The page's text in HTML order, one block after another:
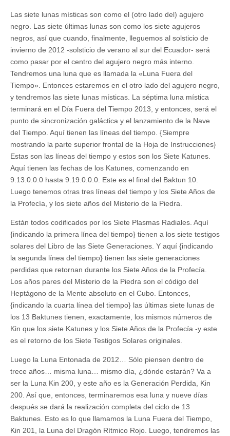
Las siete lunas místicas son como el (otro lado del) agujero
negro. Las siete últimas lunas son como los siete agujeros
negros, así que cuando, finalmente, lleguemos al solsticio de
invierno de 2012 -solsticio de verano al sur del Ecuador- será
como pasar por el centro del agujero negro más interno.
Tendremos una luna que es llamada la «Luna Fuera del
Tiempo». Entonces estaremos en el otro lado del agujero negro,
y tendremos las siete lunas místicas. La séptima luna mística
terminará en el Día Fuera del Tiempo 2013, y entonces, será el
punto de sincronización galáctica y el lanzamiento de la Nave
del Tiempo. Aquí tienen las líneas del tiempo. {Siempre
mostrando la parte superior frontal de la Hoja de Instrucciones}
Estas son las líneas del tiempo y estos son los Siete Katunes.
Aquí tienen las fechas de los Katunes, comenzando en
9.13.0.0.0 hasta 9.19.0.0.0. Este es el final del Baktun 10.
Luego tenemos otras tres líneas del tiempo y los Siete Años de
la Profecía, y los siete años del Misterio de la Piedra.
Están todos codificados por los Siete Plasmas Radiales. Aquí
{indicando la primera línea del tiempo} tienen a los siete testigos
solares del Libro de las Siete Generaciones. Y aquí {indicando
la segunda línea del tiempo} tienen las siete generaciones
perdidas que retornan durante los Siete Años de la Profecía.
Los años pares del Misterio de la Piedra son el código del
Heptágono de la Mente absoluto en el Cubo. Entonces,
{indicando la cuarta línea del tiempo} las últimas siete lunas de
los 13 Baktunes tienen, exactamente, los mismos números de
Kin que los siete Katunes y los Siete Años de la Profecía -y este
es el retorno de los Siete Testigos Solares originales.
Luego la Luna Entonada de 2012… Sólo piensen dentro de
trece años… misma luna… mismo día, ¿dónde estarán? Va a
ser la Luna Kin 200, y este año es la Generación Perdida, Kin
200. Así que, entonces, terminaremos esa luna y nueve días
después se dará la realización completa del ciclo de 13
Baktunes. Esto es lo que llamamos la Luna Fuera del Tiempo,
Kin 201, la Luna del Dragón Rítmico Rojo. Luego, tendremos las